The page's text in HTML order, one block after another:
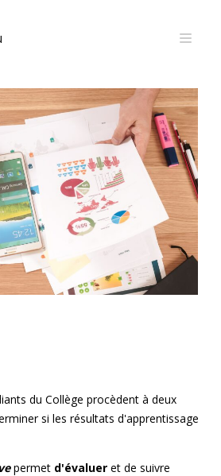
du Collège procèdent à deux
si les résultats d'apprentissage
permet d'évalueret de suivre
Liens rapides
Informations
Outils
Liens
Menu principal